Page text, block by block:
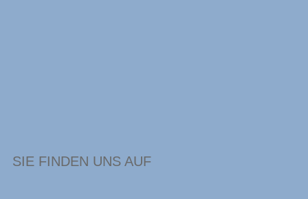
SIE FINDEN UNS AUF